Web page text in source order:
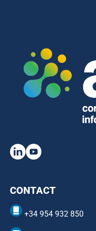
CONTACT
+34 954 932 850